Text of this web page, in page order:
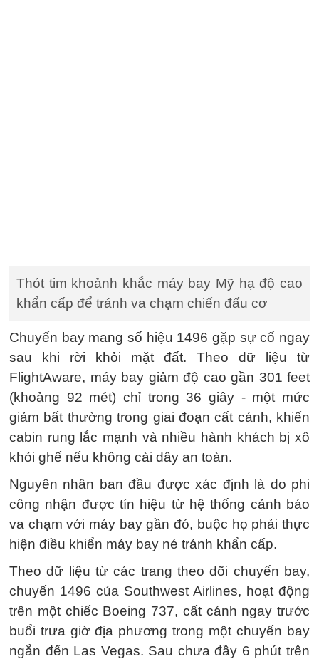
Thót tim khoảnh khắc máy bay Mỹ hạ độ cao
khẩn cấp để tránh va chạm chiến đấu cơ
Chuyến bay mang số hiệu 1496 gặp sự cố ngay
sau khi rời khỏi mặt đất. Theo dữ liệu từ
FlightAware, máy bay giảm độ cao gần 301 feet
(khoảng 92 mét) chỉ trong 36 giây - một mức
giảm bất thường trong giai đoạn cất cánh, khiến
cabin rung lắc mạnh và nhiều hành khách bị xô
khỏi ghế nếu không cài dây an toàn.
Nguyên nhân ban đầu được xác định là do phi
công nhận được tín hiệu từ hệ thống cảnh báo
va chạm với máy bay gần đó, buộc họ phải thực
hiện điều khiển máy bay né tránh khẩn cấp.
Theo dữ liệu từ các trang theo dõi chuyến bay,
chuyến 1496 của Southwest Airlines, hoạt động
trên một chiếc Boeing 737, cất cánh ngay trước
buổi trưa giờ địa phương trong một chuyến bay
ngắn đến Las Vegas. Sau chưa đầy 6 phút trên